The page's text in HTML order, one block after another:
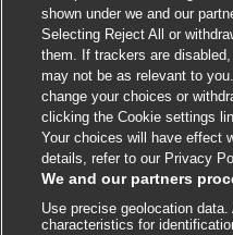
External
link
opens
in
a
new
window
External
link
opens
in
a
new
window
External
link
opens
in
a
new
window
External
link
opens
in
a
new
window
in
a
© BMJ Publishing Group 2026
ISSN 2515-9615
shown under we and our
Selecting Reject All or
them. If trackers are
may not be as relevant to
change your choices or
clicking the Cookie settings
Your choices will have effect
details, refer to our Privacy
We and our partners
Use precise geolocation
characteristics for